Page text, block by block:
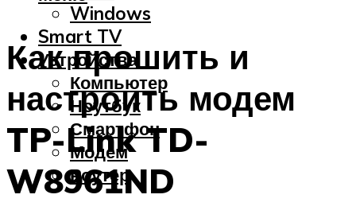
Windows
Smart TV
Устройства
Компьютер
Ноутбук
Смартфон
Модем
Роутер
Как прошить и
настроить модем
TP-Link TD-
W8961ND